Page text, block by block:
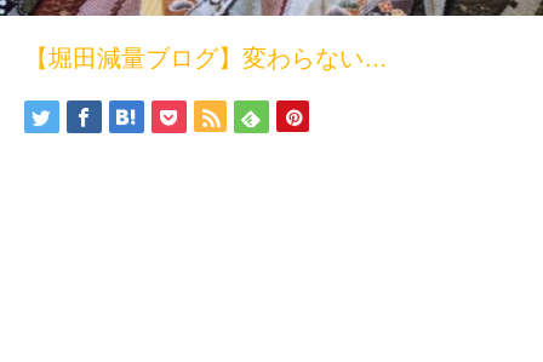
【堀田減量ブログ】変わらない…